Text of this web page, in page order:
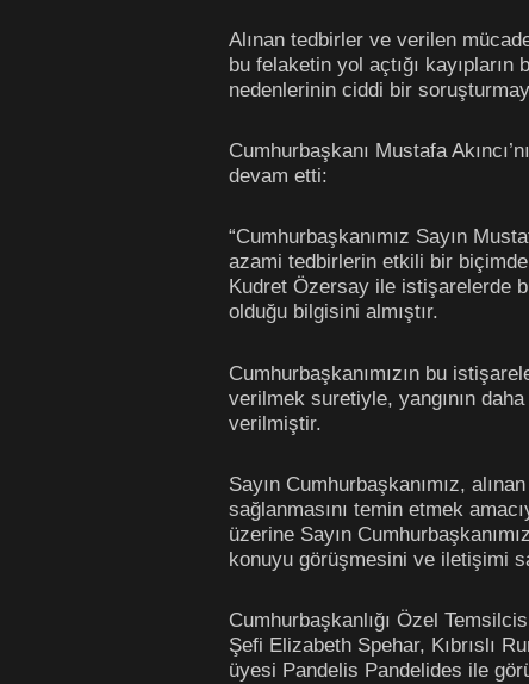
Alınan tedbirler ve verilen
bu felaketin yol açtığı
nedenlerinin ciddi bir
Cumhurbaşkanı Mustafa
devam etti:
“Cumhurbaşkanımız Sayın
azami tedbirlerin etkili bir biçimde
Kudret Özersay ile istişarelerde
olduğu bilgisini almıştır.
Cumhurbaşkanımızın bu
verilmek suretiyle, yangının
verilmiştir.
Sayın Cumhurbaşkanımız,
sağlanmasını temin etmek
üzerine Sayın
konuyu görüşmesini ve iletişimi
Cumhurbaşkanlığı Özel
Şefi Elizabeth Spehar, Kıbrıslı
üyesi Pandelis Pandelides ile